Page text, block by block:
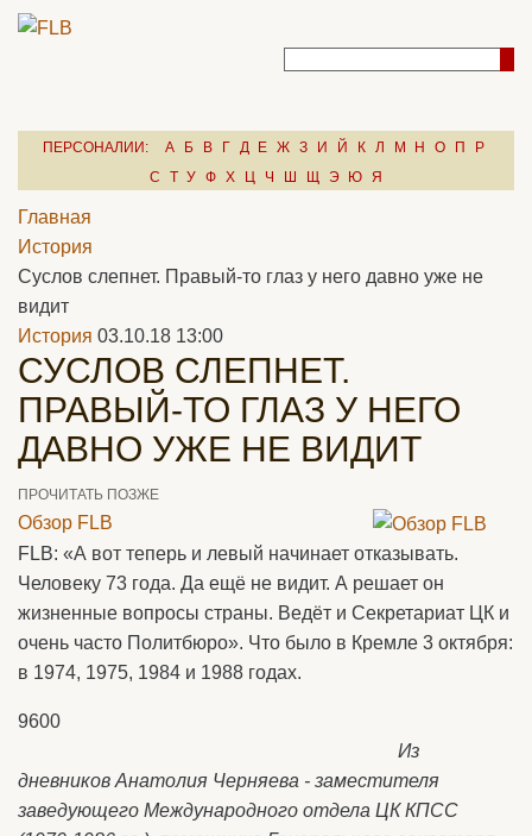
ПЕРСОНАЛИИ: А Б В Г Д Е Ж З И Й К Л М Н О П
Р
С
Т У Ф Х Ц Ч Ш Щ Э Ю Я
Главная
История
Суслов слепнет. Правый-то глаз у него давно уже не
видит
История 03.10.18 13:00
СУСЛОВ СЛЕПНЕТ.
ПРАВЫЙ-ТО ГЛАЗ У НЕГО
ДАВНО УЖЕ НЕ ВИДИТ
ПРОЧИТАТЬ ПОЗЖЕ
Обзор FLB
FLB: «А вот теперь и левый начинает отказывать.
Человеку 73 года. Да ещё не видит. А решает он
жизненные вопросы страны. Ведёт и Секретариат ЦК и
очень часто Политбюро». Что было в Кремле 3 октября:
в 1974, 1975, 1984 и 1988 годах.
9600
Из
дневников Анатолия Черняева - заместителя
заведующего Международного отдела ЦК КПСС